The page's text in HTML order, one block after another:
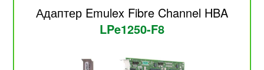
Адаптер Emulex Fibre Channel HBA
LPe1250-F8